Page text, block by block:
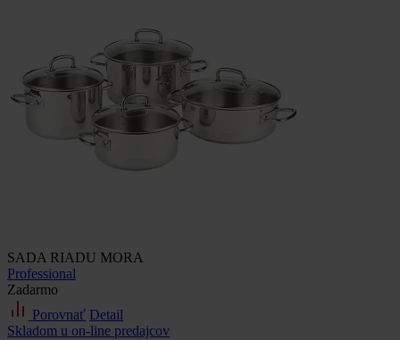
SADA RIADU MORA
Professional
Zadarmo
Porovnať Detail
Skladom u on-line predajcov